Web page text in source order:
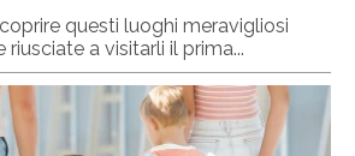
questi luoghi meravigliosi
a visitarli il prima...